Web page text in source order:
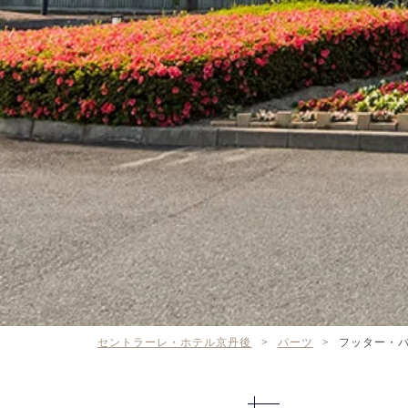
セントラーレ・ホテル京丹後 > パーツ > フッター・